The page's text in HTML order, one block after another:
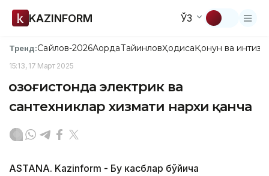
KAZINFORM ЎЗ
Тренд:Сайлов-2026АқордаТайинловҲодисаҚонун ва
15:13, 17 Март 2025
Қозоғистонда электрик ва
сантехниклар хизмати нархи қанча
ASTANA. Kazinform - Бу касблар бўйича